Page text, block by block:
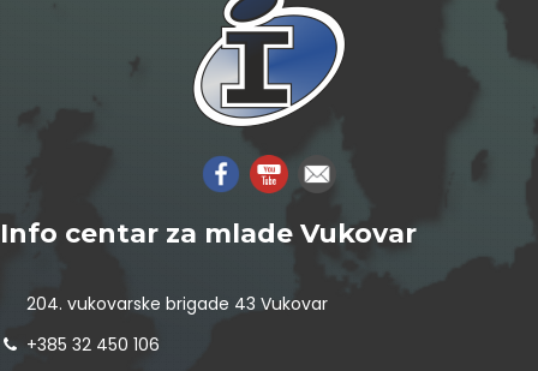
Info centar za mlade Vukovar
204. vukovarske brigade 43 Vukovar
+385 32 450 106